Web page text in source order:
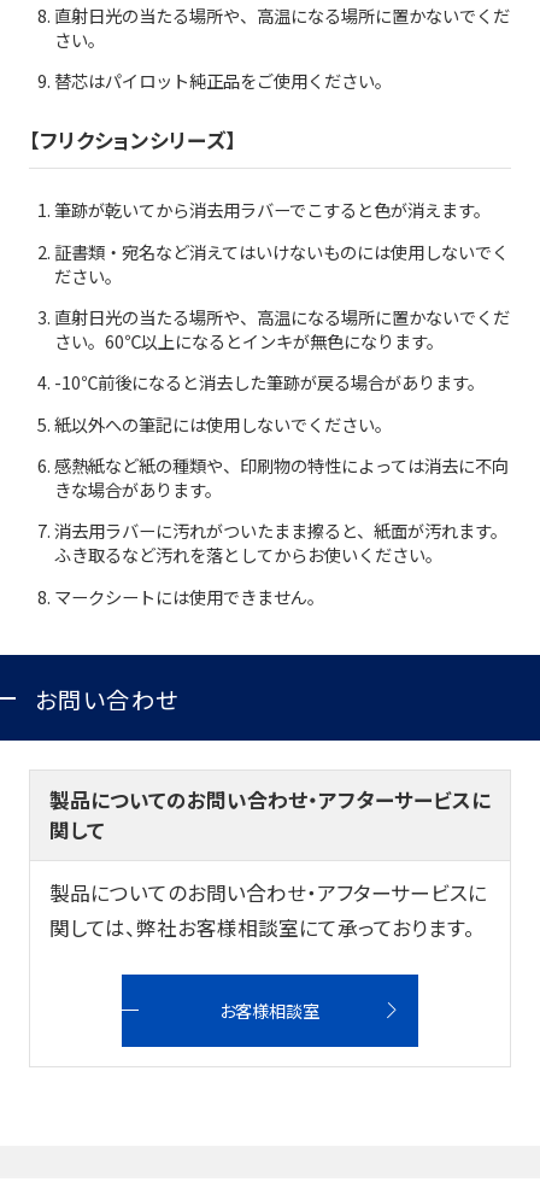
よくある質問
お問い合わせ
筆記具修理
使用説明書
使い方動画
かく、がスキ English
直射日光の当たる場所や、高温になる場所に置かないでくだ
さい。
替芯はパイロット純正品をご使用ください。
【フリクションシリーズ】
筆跡が乾いてから消去用ラバーでこすると色が消えます。
証書類・宛名など消えてはいけないものには使用しないでく
ださい。
直射日光の当たる場所や、高温になる場所に置かないでくだ
さい。60℃以上になるとインキが無色になります。
-10℃前後になると消去した筆跡が戻る場合があります。
紙以外への筆記には使用しないでください。
感熱紙など紙の種類や、印刷物の特性によっては消去に不向
きな場合があります。
消去用ラバーに汚れがついたまま擦ると、紙面が汚れます。
ふき取るなど汚れを落としてからお使いください。
マークシートには使用できません。
お問い合わせ
製品についてのお問い合わせ・アフターサービスに
関して
製品についてのお問い合わせ・アフターサービスに
関しては、弊社お客様相談室にて承っております。
お客様相談室